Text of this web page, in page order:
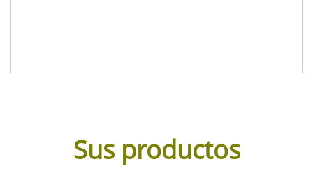
Sus productos